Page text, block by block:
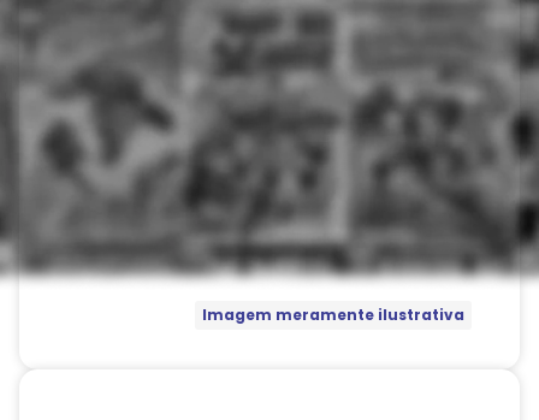
Imagem meramente ilustrativa